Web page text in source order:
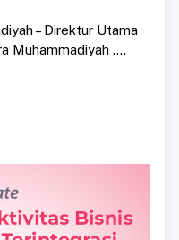
– Direktur Utama
Muhammadiyah ....